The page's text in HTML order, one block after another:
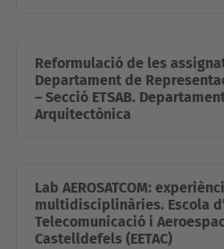
Reformulació de les
Departament de
– Secció ETSAB.
Arquitectònica
Lab AEROSATCOM:
multidisciplinàries. Escola
Telecomunicació i
Castelldefels (EETAC)